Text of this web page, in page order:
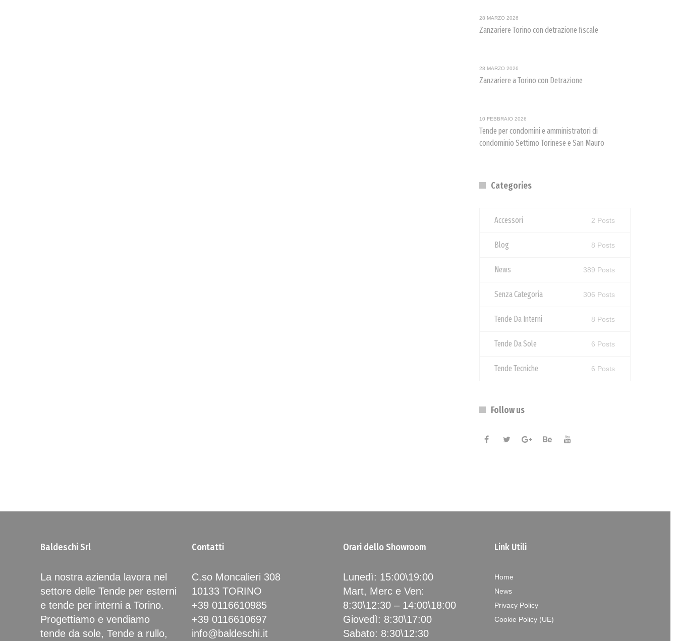
28 MARZO 2026
Zanzariere Torino con detrazione fiscale
28 MARZO 2026
Zanzariere a Torino con Detrazione
10 FEBBRAIO 2026
Tende per condomini e amministratori di
condominio Settimo Torinese e San Mauro
Categories
Accessori 2 Posts
Blog 8 Posts
News 389 Posts
Senza Categoria 306 Posts
Tende Da Interni 8 Posts
Tende Da Sole 6 Posts
Tende Tecniche 6 Posts
Follow us
Baldeschi Srl
La nostra azienda lavora nel
settore delle Tende per esterni
e tende per interni a Torino.
Progettiamo e vendiamo
tende da sole, Tende a rullo,
Contatti
C.so Moncalieri 308
10133 TORINO
+39 0116610985
+39 0116610697
info@baldeschi.it
Orari dello Showroom
Lunedì: 15:00\19:00
Mart, Merc e Ven:
8:30\12:30 – 14:00\18:00
Giovedì: 8:30\17:00
Sabato: 8:30\12:30
Link Utili
Home
News
Privacy Policy
Cookie Policy (UE)